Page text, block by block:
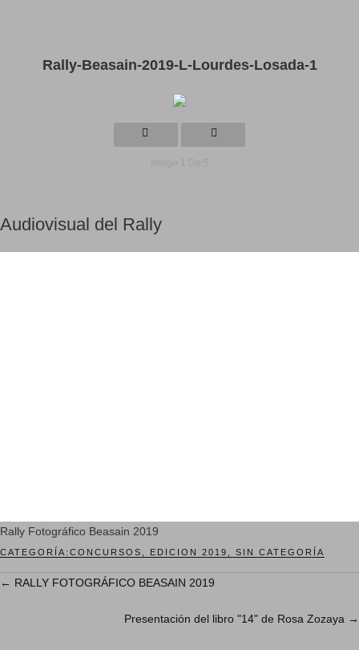
Rally-Beasain-2019-L-Lourdes-Losada-1
Audiovisual del Rally
Rally Fotográfico Beasain 2019
CATEGORÍA: CONCURSOS EDICION 2019 SIN CATEGORÍA
← RALLY FOTOGRÁFICO BEASAIN 2019
Presentación del libro "14" de Rosa Zozaya →